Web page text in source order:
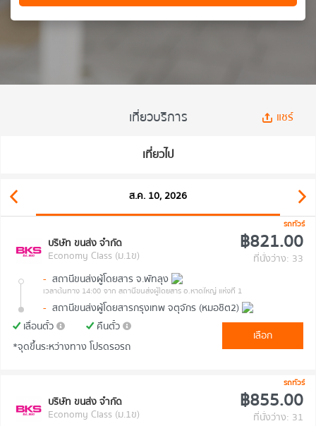
เที่ยวบริการ แชร์
เที่ยวไป
ส.ค. 10, 2026
รถทัวร์
บริษัท ขนส่ง จำกัด
Economy Class (ม.1ข)
฿821.00
ที่นั่งว่าง: 33
- สถานีขนส่งผู้โดยสาร จ.พัทลุง
เวลาต้นทาง 14:00 จาก สถานีขนส่งผู้โดยสาร อ.หาดใหญ่ แห่งที่ 1
- สถานีขนส่งผู้โดยสารกรุงเทพ จตุจักร (หมอชิต2)
เลื่อนตั๋ว
คืนตั๋ว
*จุดขึ้นระหว่างทาง โปรดรอรถ
เลือก
รถทัวร์
บริษัท ขนส่ง จำกัด
Economy Class (ม.1ข)
฿855.00
ที่นั่งว่าง: 31